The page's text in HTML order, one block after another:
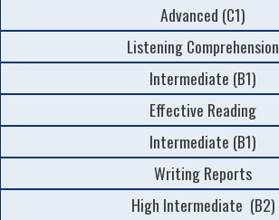
Advanced (C1)
Listening Comprehension
Intermediate (B1)
Effective Reading
Intermediate (B1)
Writing Reports
High Intermediate (B2)